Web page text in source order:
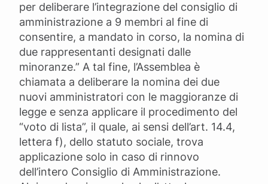
per deliberare l’integrazione del consiglio di
amministrazione a 9 membri al fine di
consentire, a mandato in corso, la nomina di
due rappresentanti designati dalle
minoranze.” A tal fine, l’Assemblea è
chiamata a deliberare la nomina dei due
nuovi amministratori con le maggioranze di
legge e senza applicare il procedimento del
“voto di lista”, il quale, ai sensi dell’art. 14.4,
lettera f), dello statuto sociale, trova
applicazione solo in caso di rinnovo
dell’intero Consiglio di Amministrazione.